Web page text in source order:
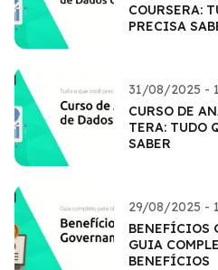
COURSERA:
PRECISA
31/08/2025 -
CURSO DE
TERA: TUDO
SABER
29/08/2025 -
BENEFÍCIOS
GUIA
BENEFÍCIOS